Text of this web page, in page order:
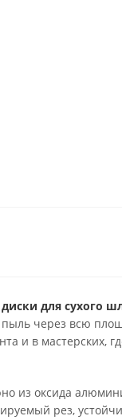
для
через всю
и в мастерских,
из оксида
рез,